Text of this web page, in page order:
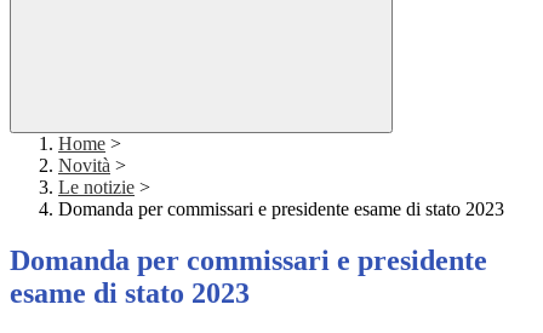
Home >
Novità >
Le notizie >
Domanda per commissari e presidente esame di stato 2023
Domanda per commissari e presidente
esame di stato 2023